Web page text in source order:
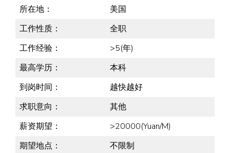
所在地：
美国
工作性质：
全职
工作经验：
>5(年)
最高学历：
本科
到岗时间：
越快越好
求职意向：
其他
薪资期望：
>20000(Yuan/M)
期望地点：
不限制